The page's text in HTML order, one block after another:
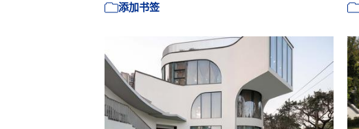
添加书签